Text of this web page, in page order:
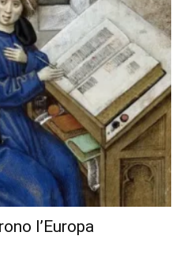
l’Europa